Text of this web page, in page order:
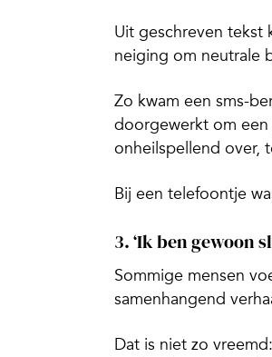
Uit geschreven tekst
neiging om neutrale
Zo kwam een sms-
doorgewerkt om
onheilspellend over,
Bij een telefoontje
3. ‘Ik ben gewoon
Sommige mensen
samenhangend
Dat is niet zo